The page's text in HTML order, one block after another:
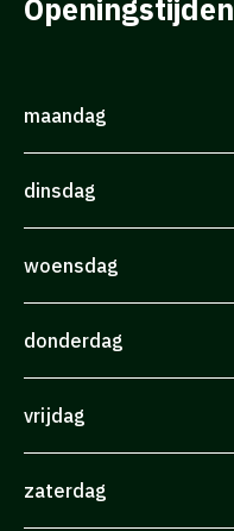
Openingstijden
maandag
dinsdag
woensdag
donderdag
vrijdag
zaterdag